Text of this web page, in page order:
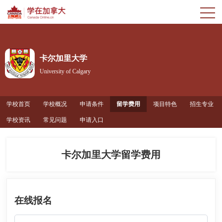
卡尔加里大学
University of Calgary
学校首页 学校概况 申请条件 留学费用 项目特色 招生专业
学校资讯 常见问题 申请入口
卡尔加里大学留学费用
在线报名